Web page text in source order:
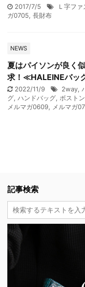
2017/7/5 Ｌ字フ
ガ0705, 長財布
NEWS
夏はパイソンが良く
求！≪HALEINEバッ
2022/11/9 2way,
グ, ハンドバッグ, ボスト
メルマガ0609, メルマガ
記事検索